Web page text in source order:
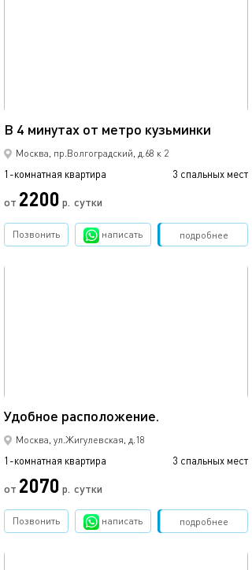
В 4 минутах от метро кузьминки
Москва, пр.Волгоградский, д.68 к 2
1-комнатная квартира 3 спальных мест
от 2200 р. сутки
подробнее
Позвонить написать Забронировать
Удобное расположение.
Москва, ул.Жигулевская, д.18
1-комнатная квартира 3 спальных мест
от 2070 р. сутки
подробнее
Позвонить написать Забронировать